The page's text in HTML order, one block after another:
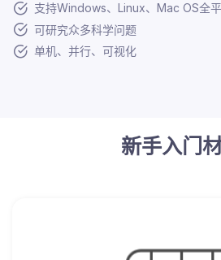
支持Windows、Linux、Mac OS全
可研究众多科学问题
单机、并行、可视化
新手入门